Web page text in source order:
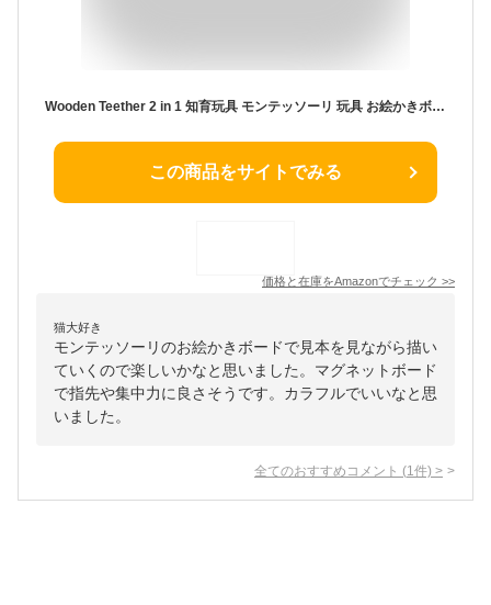
Wooden Teether 2 in 1 知育玩具 モンテッソーリ 玩具 お絵かきボード おもちゃ 迷路ボード お絵描 きボード 集中力のトレーニング マッチングゲーム マグネットボード 早期開発 3 4 5 6 7 歳 おえかきボード 知育おもちゃ 指先訓練 子 供 入学祝い 入園祝い 誕生日 プレゼント クリスマス
この商品をサイトでみる
価格と在庫をAmazonでチェック >>
猫大好き
モンテッソーリのお絵かきボードで見本を見ながら描い
ていくので楽しいかなと思いました。マグネットボード
で指先や集中力に良さそうです。カラフルでいいなと思
いました。
全てのおすすめコメント (1 件) >